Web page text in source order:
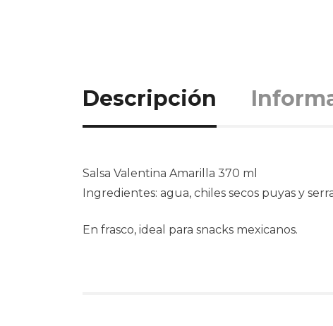
Descripción
Salsa Valentina Amarilla 370 ml
Ingredientes: agua, chiles secos puyas y
En frasco, ideal para snacks mexicanos.